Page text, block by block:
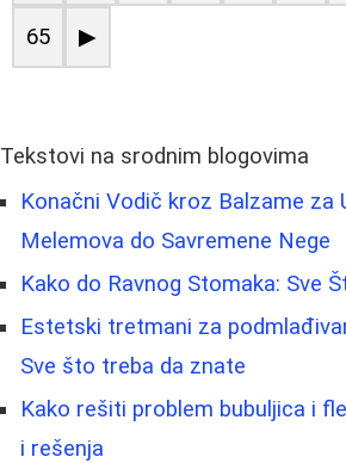
65 ▶
Tekstovi na srodnim blogovima
Konačni Vodič kroz Balzame za
Melemova do Savremene Nege
Kako do Ravnog Stomaka: Sve
Estetski tretmani za
Sve što treba da znate
Kako rešiti problem bubuljica i
i rešenja